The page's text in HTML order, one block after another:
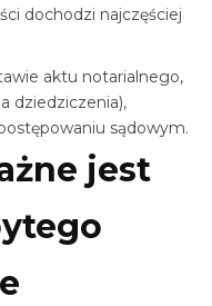
dochodzi najczęściej
aktu notarialnego,
dziedziczenia),
sądowym.
jest